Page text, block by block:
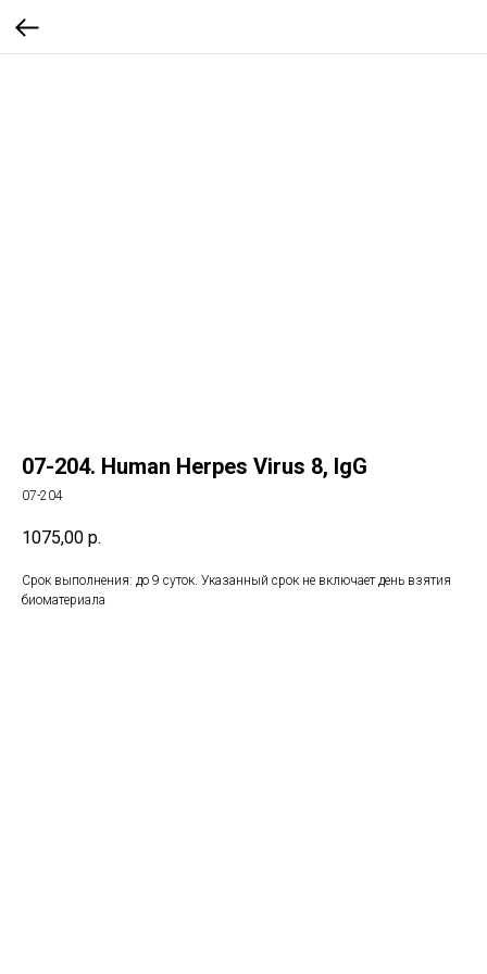
07-204. Human Herpes Virus 8, IgG
07-204
1075,00 р.
Срок выполнения: до 9 суток. Указанный срок не включает день взятия
биоматериала